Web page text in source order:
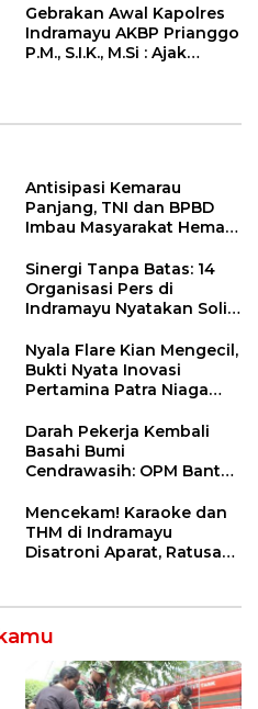
Gebrakan Awal Kapolres
Indramayu AKBP Prianggo
P.M., S.I.K., M.Si : Ajak
Antisipasi Kemarau
Panjang, TNI dan BPBD
Imbau Masyarakat Hemat
Kebakaran
Sinergi Tanpa Batas: 14
Organisasi Pers di
Indramayu Nyatakan Solid
Nyala Flare Kian Mengecil,
Bukti Nyata Inovasi
Pertamina Patra Niaga
Net Zero Emission 2060
Darah Pekerja Kembali
Basahi Bumi
Cendrawasih: OPM Bantai
di Tolikara!
Mencekam! Karaoke dan
THM di Indramayu
Disatroni Aparat, Ratusan